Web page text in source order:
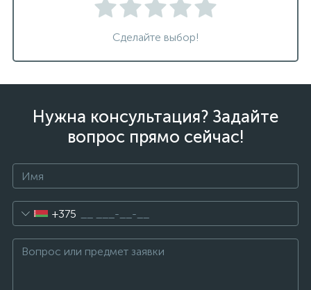
Сделайте выбор!
Нужна консультация? Задайте
вопрос прямо сейчас!
+375